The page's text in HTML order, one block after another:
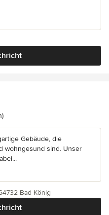
5 Sternen
Gebäude, die
wohngesund sind. Unser
Bad König